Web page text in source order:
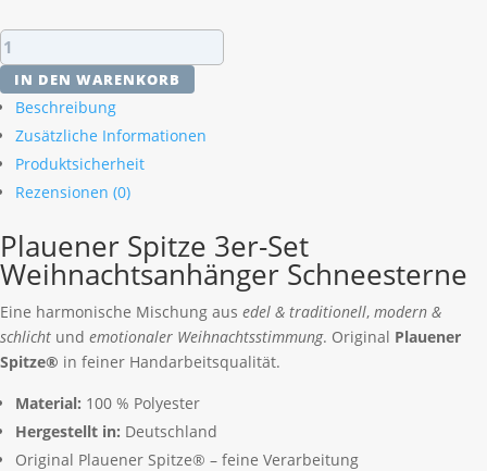
Plauener
Spitze
3er-
Set
Weihnachtsanhänger
Schneesterne
Menge
IN DEN WARENKORB
Beschreibung
Zusätzliche Informationen
Produktsicherheit
Rezensionen (0)
Plauener Spitze 3er-Set
Weihnachtsanhänger Schneesterne
Eine harmonische Mischung aus edel & traditionell, modern &
schlicht und emotionaler Weihnachtsstimmung. Original Plauener
Spitze® in feiner Handarbeitsqualität.
Material: 100 % Polyester
Hergestellt in: Deutschland
Original Plauener Spitze® – feine Verarbeitung